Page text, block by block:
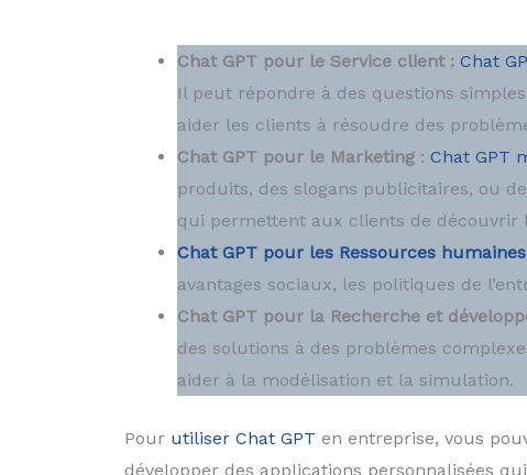
Chat GPT pour le Service client : Chat
Il peut répondre à des questions
aider les clients à résoudre des
Chat GPT pour le Marketing: Chat GPT
produits, des slogans publicitaires, ou
qui permettent aux clients de découvrir
Chat GPT pour les Ressources humaines
avantages sociaux, les politiques de
Chat GPT pour la Recherche et
des solutions à des problèmes
aider à la modélisation et la simulation.
Pour utiliser Chat GPT en entreprise, vous
développer des applications personnalisées